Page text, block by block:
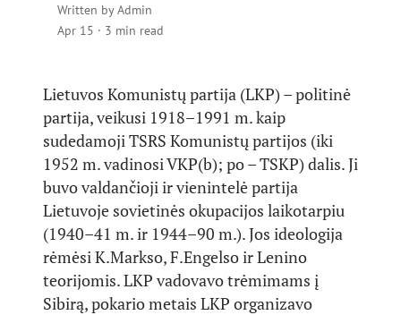
Written byAdmin
Apr 15 · 3 min read
Lietuvos Komunistų partija (LKP) – politinė
partija, veikusi 1918–1991 m. kaip
sudedamoji TSRS Komunistų partijos (iki
1952 m. vadinosi VKP(b); po – TSKP) dalis. Ji
buvo valdančioji ir vienintelė partija
Lietuvoje sovietinės okupacijos laikotarpiu
(1940–41 m. ir 1944–90 m.). Jos ideologija
rėmėsi K.Markso, F.Engelso ir Lenino
teorijomis. LKP vadovavo trėmimams į
Sibirą, pokario metais LKP organizavo